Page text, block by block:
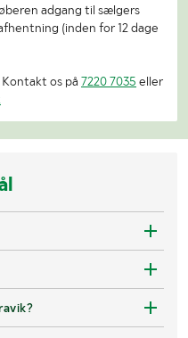
adgang til sælgers
(inden for 12 dage
Kontakt os på 7220 7035 eller